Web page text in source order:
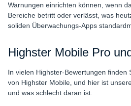
Warnungen einrichten können, wenn
Bereiche betritt oder verlässt, was
soliden Überwachungs-Apps
Highster Mobile Pro
In vielen Highster-Bewertungen finden
von Highster Mobile, und hier ist
und was schlecht daran ist: